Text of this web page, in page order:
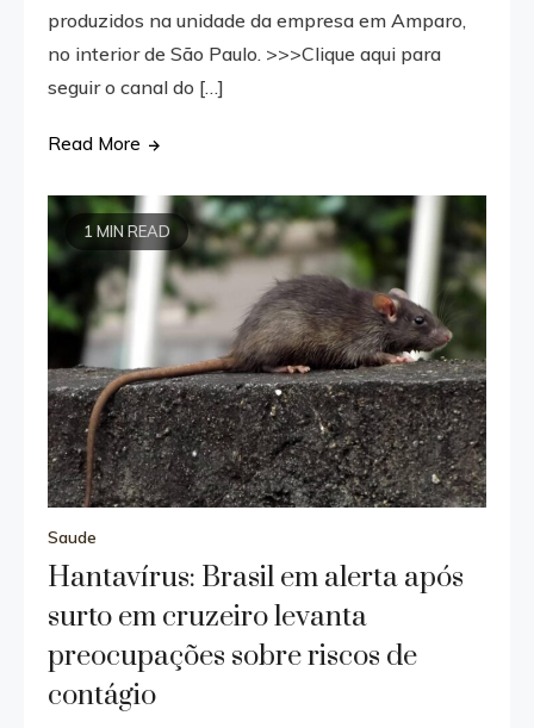
produzidos na unidade da empresa em Amparo,
no interior de São Paulo. >>>Clique aqui para
seguir o canal do […]
Read More
1 MIN READ
Saude
Hantavírus: Brasil em alerta após
surto em cruzeiro levanta
preocupações sobre riscos de
contágio